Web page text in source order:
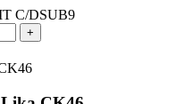
C/DSUB9
+